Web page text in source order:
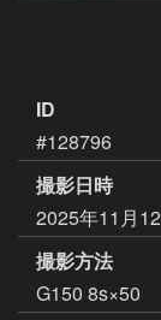
ID
#128796
撮影日時
2025年11月
撮影方法
G150 8s×50